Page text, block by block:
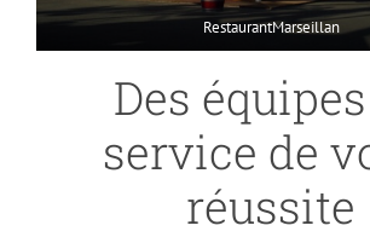
RestaurantMarseillan
Des
service de
réussite